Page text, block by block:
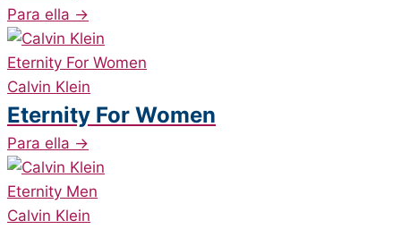
Para ella →
Calvin Klein
Eternity For Women
Para ella →
Calvin Klein